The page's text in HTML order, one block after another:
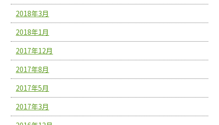
2018年3月
2018年1月
2017年12月
2017年8月
2017年5月
2017年3月